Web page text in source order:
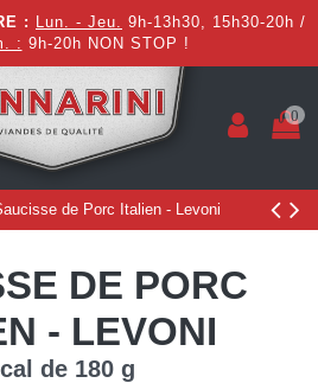
: Lun. - Jeu. 9h-13h30, 15h30-20h /
: 9h-20h NON STOP !
0
de Porc Italien - Levoni
DE PORC
- LEVONI
de 180 g